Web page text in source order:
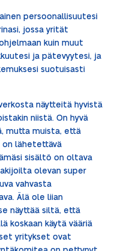
persoonallisuutesi
jossa yrität
kuin muut
ja pätevyytesi, ja
suotuisasti
näytteitä hyvistä
niistä. On hyvä
mutta muista, että
on lähetettävä
sisältö on oltava
olevan super
vahvasta
Älä ole liian
näyttää siltä, että
koskaan käytä vääriä
yritykset ovat